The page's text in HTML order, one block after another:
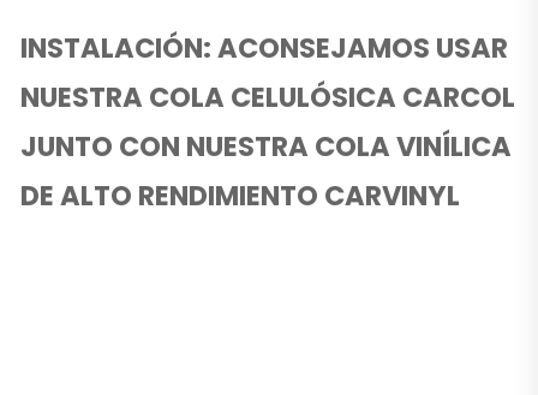
INSTALACIÓN: ACONSEJAMOS USAR
NUESTRA COLA CELULÓSICA CARCOL
JUNTO CON NUESTRA COLA VINÍLICA
DE ALTO RENDIMIENTO CARVINYL